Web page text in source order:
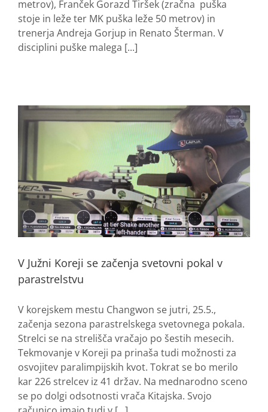
metrov), Franček Gorazd Tiršek (zračna puška
stoje in leže ter MK puška leže 50 metrov) in
trenerja Andreja Gorjup in Renato Šterman. V
disciplini puške malega [...]
V Južni Koreji se začenja svetovni pokal v
parastrelstvu
V korejskem mestu Changwon se jutri, 25.5.,
začenja sezona parastrelskega svetovnega pokala.
Strelci se na strelišča vračajo po šestih mesecih.
Tekmovanje v Koreji pa prinaša tudi možnosti za
osvojitev paralimpijskih kvot. Tokrat se bo merilo
kar 226 strelcev iz 41 držav. Na mednarodno sceno
se po dolgi odsotnosti vrača Kitajska. Svojo